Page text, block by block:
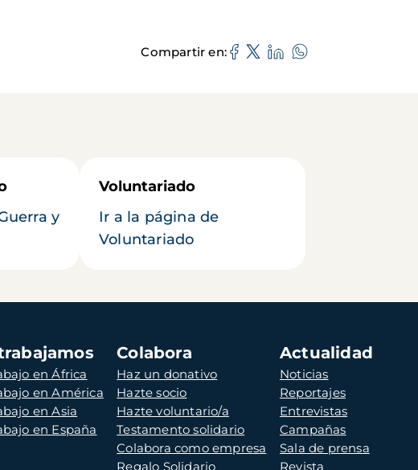
Compartir en
y
Voluntariado
Ir a la página de
Voluntariado
en África
en América
en Asia
en España
Colabora
Haz un donativo
Hazte socio
Hazte voluntario/a
Testamento solidario
Colabora como empresa
Regalo Solidario
Actualidad
Noticias
Reportajes
Entrevistas
Campañas
Sala de prensa
Revista